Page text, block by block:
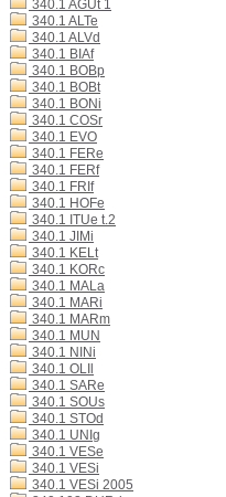
340.1 AGUt 1
340.1 ALTe
340.1 ALVd
340.1 BIAf
340.1 BOBp
340.1 BOBt
340.1 BONi
340.1 COSr
340.1 EVO
340.1 FERe
340.1 FERf
340.1 FRIf
340.1 HOFe
340.1 ITUe t.2
340.1 JIMi
340.1 KELt
340.1 KORc
340.1 MALa
340.1 MARi
340.1 MARm
340.1 MUN
340.1 NINi
340.1 OLIl
340.1 SARe
340.1 SOUs
340.1 STOd
340.1 UNIg
340.1 VESe
340.1 VESi
340.1 VESi 2005